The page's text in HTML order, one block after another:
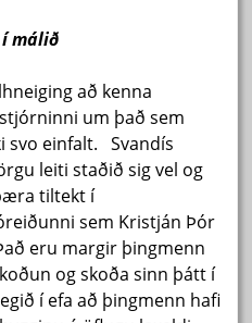
málið
að kenna
um það sem
svo einfalt. Svandís
leiti staðið sig vel og
tiltekt í
sem Kristján Þór
eru margir þingmenn
og skoða sinn þátt í
í efa að þingmenn hafi